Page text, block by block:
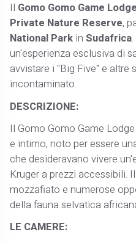
Il Gomo Gomo Game Lodge
Private Nature Reserve,
National Park inSudafrica
un'esperienza esclusiva di
avvistare i "Big Five" e altre
incontaminato.​
DESCRIZIONE:
Il Gomo Gomo Game
e intimo, noto per essere
che desideravano vivere
Kruger a prezzi accessibili.
mozzafiato e numerose
della fauna selvatica
LE CAMERE: